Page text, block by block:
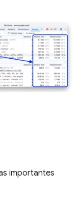
importantes